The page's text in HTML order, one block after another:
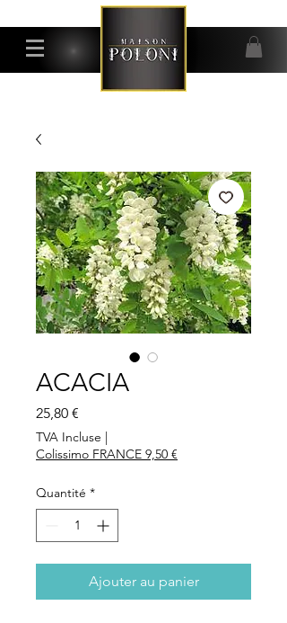
ACACIA
25,80 €
TVA Incluse |
Colissimo FRANCE 9,50 €
Quantité *
Ajouter au panier